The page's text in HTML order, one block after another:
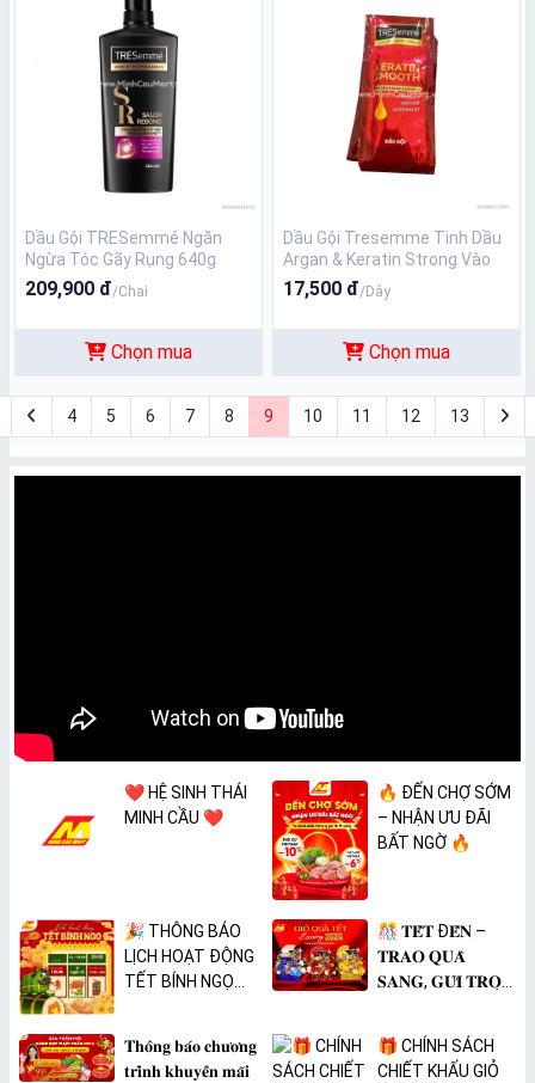
Dầu Gội TRESemmé Ngăn
Ngừa Tóc Gãy Rụng 640g
209,900 đ/Chai
Chọn mua
Dầu Gội Tresemme Tinh Dầu
Argan & Keratin Strong Vào
Nếp Suôn Mượt
17,500 đ/Dây
Chọn mua
4 5 6 7 8 9 10 11 12 13
❤️ HỆ SINH THÁI
MINH CẦU ❤️
🔥 ĐẾN CHỢ SỚM
– NHẬN ƯU ĐÃI
BẤT NGỜ 🔥
🎉 THÔNG BÁO
LỊCH HOẠT ĐỘNG
TẾT BÍNH NGỌ
🎊 𝐓𝐄̂́𝐓 Đ𝐄̂́𝐍 –
𝐓𝐑𝐀𝐎 𝐐𝐔𝐀̀
𝐒𝐀𝐍𝐆, 𝐆𝐔̛̉𝐈 𝐓𝐑𝐎̣𝐍
𝐓𝐡𝐨̂𝐧𝐠 𝐛𝐚́𝐨 𝐜𝐡𝐮̛𝐨̛𝐧𝐠
𝐭𝐫𝐢̀𝐧𝐡 𝐤𝐡𝐮𝐲𝐞̂́𝐧 𝐦𝐚̃𝐢
🎁 CHÍNH SÁCH
CHIẾT KHẤU GIỎ